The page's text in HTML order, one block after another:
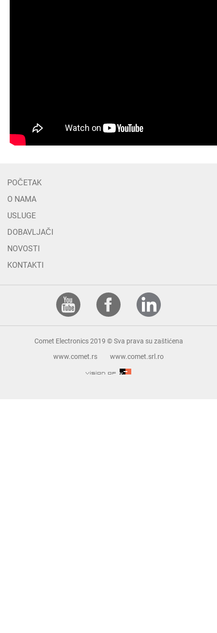
POČETAK
O NAMA
USLUGE
DOBAVLJAČI
NOVOSTI
KONTAKTI
Comet Electronics 2019 © Sva prava su zaštićena
www.comet.rs
www.comet.srl.ro